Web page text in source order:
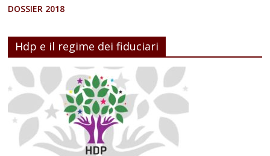
DOSSIER 2018
Hdp e il regime dei fiduciari